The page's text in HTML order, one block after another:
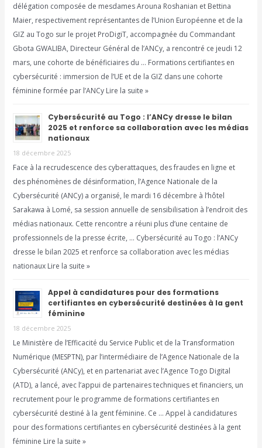
délégation composée de mesdames Arouna Roshanian et Bettina
Maier, respectivement représentantes de l’Union Européenne et de la
GIZ au Togo sur le projet ProDigiT, accompagnée du Commandant
Gbota GWALIBA, Directeur Général de l’ANCy, a rencontré ce jeudi 12
mars, une cohorte de bénéficiaires du … Formations certifiantes en
cybersécurité : immersion de l’UE et de la GIZ dans une cohorte
féminine formée par l’ANCy Lire la suite »
Cybersécurité au Togo : l’ANCy dresse le bilan
2025 et renforce sa collaboration avec les médias
nationaux
18 décembre 2025
Face à la recrudescence des cyberattaques, des fraudes en ligne et
des phénomènes de désinformation, l’Agence Nationale de la
Cybersécurité (ANCy) a organisé, le mardi 16 décembre à l’hôtel
Sarakawa à Lomé, sa session annuelle de sensibilisation à l’endroit des
médias nationaux. Cette rencontre a réuni plus d’une centaine de
professionnels de la presse écrite, … Cybersécurité au Togo : l’ANCy
dresse le bilan 2025 et renforce sa collaboration avec les médias
nationaux Lire la suite »
Appel à candidatures pour des formations
certifiantes en cybersécurité destinées à la gent
féminine
18 décembre 2025
Le Ministère de l’Efficacité du Service Public et de la Transformation
Numérique (MESPTN), par l’intermédiaire de l’Agence Nationale de la
Cybersécurité (ANCy), et en partenariat avec l’Agence Togo Digital
(ATD), a lancé, avec l’appui de partenaires techniques et financiers, un
recrutement pour le programme de formations certifiantes en
cybersécurité destiné à la gent féminine. Ce … Appel à candidatures
pour des formations certifiantes en cybersécurité destinées à la gent
féminine Lire la suite »